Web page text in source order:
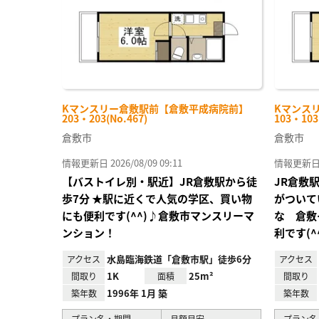
Kマンスリー倉敷駅前【倉敷平成病院前】
203・203(No.467)
倉敷市
情報更新日 2026/08/09 09:11
【バストイレ別・駅近】JR倉敷駅から徒
歩7分 ★駅に近くで人気の学区、買い物
にも便利です(^^)♪倉敷市マンスリーマ
ンション！
アクセス 水島臨海鉄道「倉敷市駅」徒歩6分
間取り 1K 面積 25m²
築年数 1996年 1月 築
Kマンス
103・
倉敷市
情報更新
JR倉敷
がつい
な 倉敷
利です
アクセス
間取り
築年数